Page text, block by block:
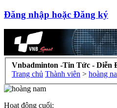
Đăng nhập hoặc Đăng ký
Vnbadminton -Tin Tức - Diễn
Trang chủ Thành viên > hoàng
Hoạt động cuối: